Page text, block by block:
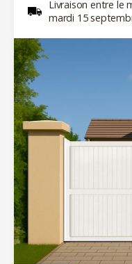
Livraison entre le
mardi 15